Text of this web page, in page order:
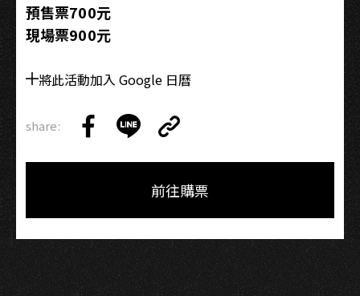
預售票700元
現場票900元
將此活動加入 Google 日曆
share:
on
on
Link
Copy
前往購票